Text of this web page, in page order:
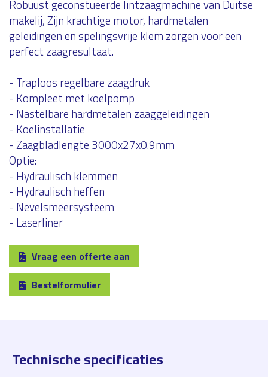
Robuust geconstueerde lintzaagmachine van Duitse
makelij, Zijn krachtige motor, hardmetalen
geleidingen en spelingsvrije klem zorgen voor een
perfect zaagresultaat.
- Traploos regelbare zaagdruk
- Kompleet met koelpomp
- Nastelbare hardmetalen zaaggeleidingen
- Koelinstallatie
- Zaagbladlengte 3000x27x0.9mm
Optie:
- Hydraulisch klemmen
- Hydraulisch heffen
- Nevelsmeersysteem
- Laserliner
Vraag een offerte aan
Bestelformulier
Technische specificaties